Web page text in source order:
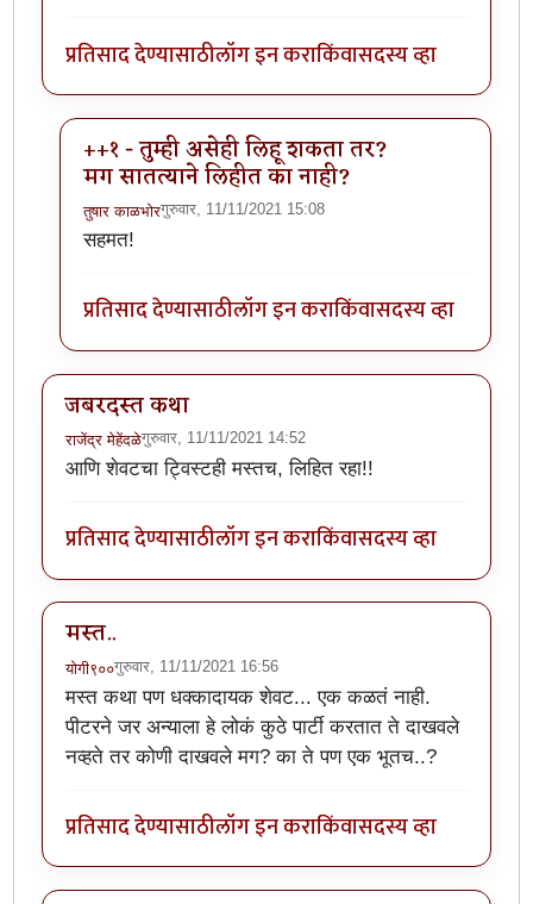
प्रतिसाद देण्यासाठीलॉग इन कराकिंवासदस्य व्हा
++१ - तुम्ही असेही लिहू शकता तर?
मग सातत्याने लिहीत का नाही?
तुषार काळभोरगुरुवार, 11/11/2021 15:08
In reply to
सहमत!
प्रतिसाद देण्यासाठीलॉग इन कराकिंवासदस्य व्हा
जबरदस्त कथा
राजेंद्र मेहेंदळेगुरुवार, 11/11/2021 14:52
आणि शेवटचा ट्विस्टही मस्तच, लिहित रहा!!
प्रतिसाद देण्यासाठीलॉग इन कराकिंवासदस्य व्हा
मस्त..
योगी९००गुरुवार, 11/11/2021 16:56
मस्त कथा पण धक्कादायक शेवट... एक कळतं नाही.
पीटरने जर अन्याला हे लोकं कुठे पार्टी करतात ते दाखवले
नव्हते तर कोणी दाखवले मग? का ते पण एक भूतच..?
प्रतिसाद देण्यासाठीलॉग इन कराकिंवासदस्य व्हा